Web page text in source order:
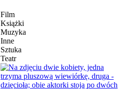
Film
Książki
Muzyka
Inne
Sztuka
Teatr